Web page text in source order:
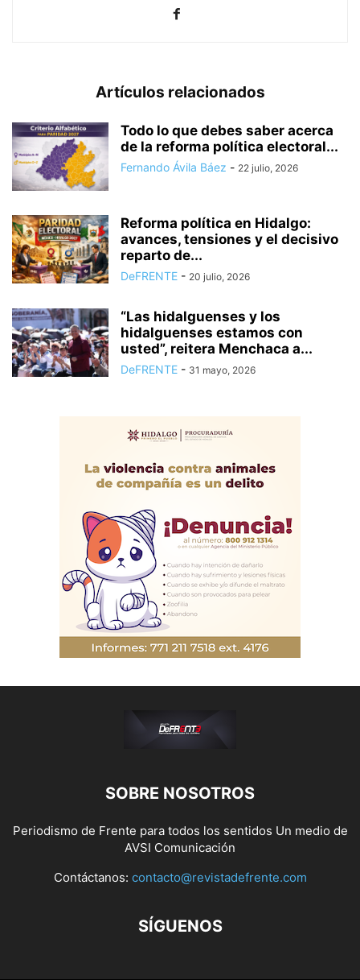
Artículos relacionados
Todo lo que debes saber acerca
de la reforma política electoral...
Fernando Ávila Báez - 22 julio, 2026
Reforma política en Hidalgo:
avances, tensiones y el decisivo
reparto de...
DeFRENTE - 20 julio, 2026
“Las hidalguenses y los
hidalguenses estamos con
usted”, reitera Menchaca a...
DeFRENTE - 31 mayo, 2026
SOBRE NOSOTROS
Periodismo de Frente para todos los sentidos Un medio de
AVSI Comunicación
Contáctanos: contacto@revistadefrente.com
SÍGUENOS